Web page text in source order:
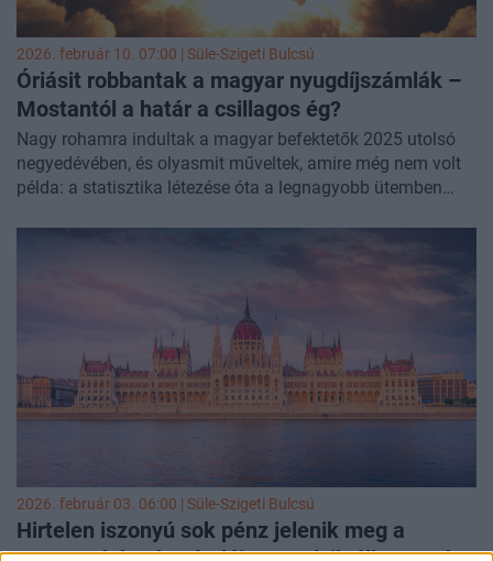
2026. február 10. 07:00 | Süle-Szigeti Bulcsú
Óriásit robbantak a magyar nyugdíjszámlák –
Mostantól a határ a csillagos ég?
Nagy rohamra indultak a magyar befektetők 2025 utolsó
negyedévében, és olyasmit műveltek, amire még nem volt
példa: a statisztika létezése óta a legnagyobb ütemben
milliárd forintot tároltak a magyarok ezeken az adómentes,
nyugdíjcélú megtakarítási számlákon. A tartós befektetési
számláknak sincs okuk szégyenkezni, több mint 9 ezer új
TBSZ jelent meg az adatokban, a számlákon tartott
vagyon pedig közelíti a 8000 milliárd forintot. A két
számlatípus töretlen népszerűsége jelzi, hogy a magyarok
hosszabb távra is elköteleződni egy befektetési forma
mellett, ha ezzel egyértelmű anyagi előnyökre tehet szert.
2026. február 03. 06:00 | Süle-Szigeti Bulcsú
Hirtelen iszonyú sok pénz jelenik meg a